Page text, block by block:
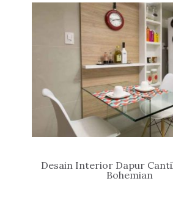
Desain Interior Dapur
Bohemian